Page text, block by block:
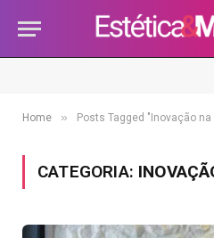
Home » Posts Tagged "Inovação
CATEGORIA: